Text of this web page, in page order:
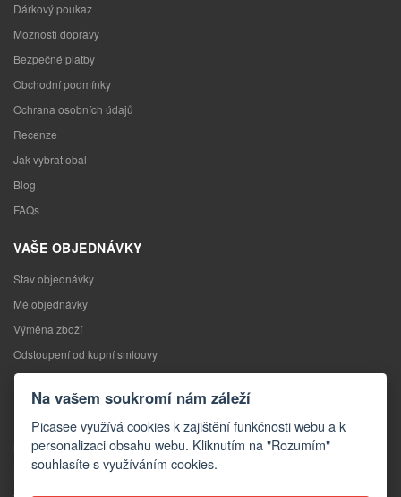
Dárkový poukaz
Možnosti dopravy
Bezpečné platby
Obchodní podmínky
Ochrana osobních údajů
Recenze
Jak vybrat obal
Blog
FAQs
VAŠE OBJEDNÁVKY
Stav objednávky
Mé objednávky
Výměna zboží
Odstoupení od kupní smlouvy
Reklamace
KONTAKTY
Kontakty
Kontaktní formulář
Na vašem soukromí nám záleží
Picasee využívá cookies k zajištění funkčnosti webu a k
personalizaci obsahu webu. Kliknutím na "Rozumím"
souhlasíte s využíváním cookies.